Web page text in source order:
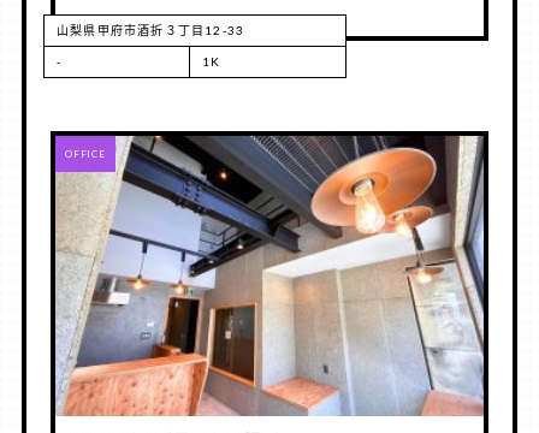
山梨県甲府市酒折３丁目12-33
- 1K
RENT
OFFICE